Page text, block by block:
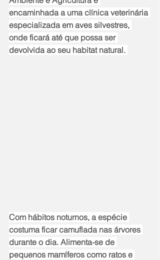
encaminhada a uma clínica veterinária
especializada em aves silvestres,
onde ficará até que possa ser
devolvida ao seu habitat natural.
Com hábitos noturnos, a espécie
costuma ficar camuflada nas árvores
durante o dia. Alimenta-se de
pequenos mamíferos como ratos e